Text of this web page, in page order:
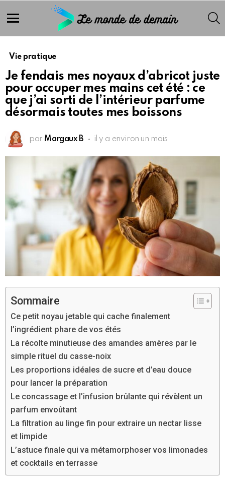
Vie pratique
Je fendais mes noyaux d’abricot juste
pour occuper mes mains cet été : ce
que j’ai sorti de l’intérieur parfume
désormais toutes mes boissons
par Margaux B il y a environ un mois
Sommaire
Ce petit noyau jetable qui cache finalement
l’ingrédient phare de vos étés
La récolte minutieuse des amandes amères par le
simple rituel du casse-noix
Les proportions idéales de sucre et d’eau douce
pour lancer la préparation
Le concassage et l’infusion brûlante qui révèlent un
parfum envoûtant
La filtration au linge fin pour extraire un nectar lisse
et limpide
L’astuce finale qui va métamorphoser vos limonades
et cocktails en terrasse